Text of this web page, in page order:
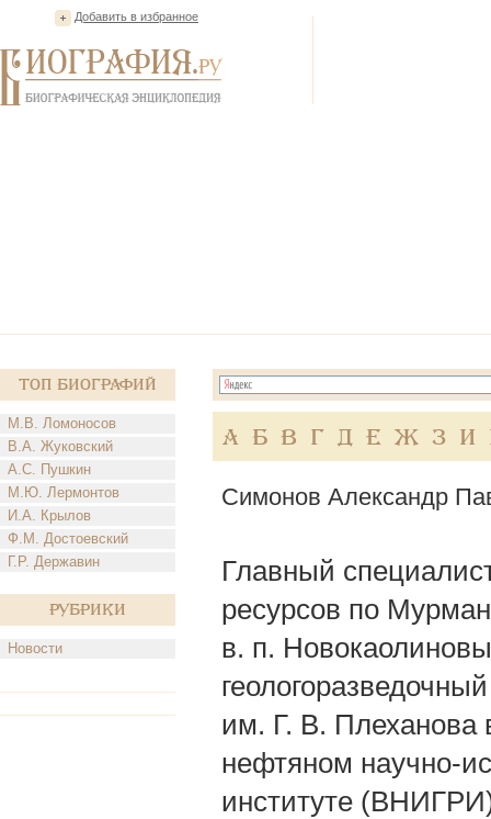
Добавить в избранное
Топ Биографий
М.В. Ломоносов
В.А. Жуковский
А.С. Пушкин
М.Ю. Лермонтов
И.А. Крылов
Ф.М. Достоевский
Г.Р. Державин
Рубрики
Новости
А Б В Г Д Е Ж З И
Симонов Александр
Главный
ресурсов по
в. п.
им. Г. В. Плеханова
нефтяном научно-
институте (ВНИГРИ)